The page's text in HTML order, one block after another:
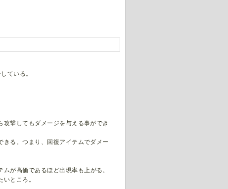
ている。
撃してもダメージを与える事ができ
きる。つまり、回復アイテムでダメー
ムが高価であるほど出現率も上がる。
ところ。